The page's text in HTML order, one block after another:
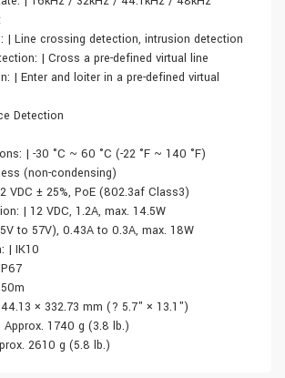
| Line crossing detection, intrusion detection
| Cross a pre-defined virtual line
| Enter and loiter in a pre-defined virtual
Detection
| -30 °C ~ 60 °C (-22 °F ~ 140 °F)
(non-condensing)
VDC ± 25%, PoE (802.3af Class3)
| 12 VDC, 1.2A, max. 14.5W
to 57V), 0.43A to 0.3A, max. 18W
| IK10
× 332.73 mm (? 5.7" × 13.1")
Approx. 1740 g (3.8 lb.)
2610 g (5.8 lb.)